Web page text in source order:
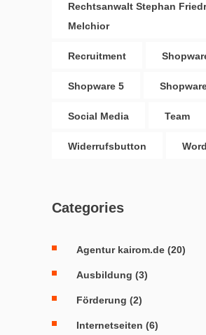
Rechtsanwalt Stephan
Melchior
Recruitment
Shopware 5
Social Media Team
Widerrufsbutton
Categories
Agentur kairom.de (20)
Ausbildung (3)
Förderung (2)
Internetseiten (6)